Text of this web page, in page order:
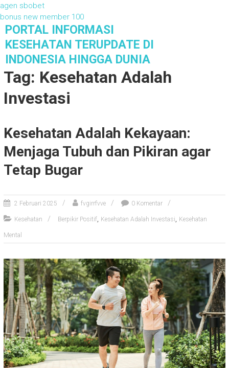
agen sbobet
bonus new member 100
PORTAL INFORMASI
KESEHATAN TERUPDATE DI
INDONESIA HINGGA DUNIA
Tag: Kesehatan Adalah
Investasi
Kesehatan Adalah Kekayaan:
Menjaga Tubuh dan Pikiran agar
Tetap Bugar
2 Februari 2025 fvgirrfvve 0 Komentar
Kesehatan Berpikir Positif, Kesehatan Adalah Investasi, Kesehatan
Mental